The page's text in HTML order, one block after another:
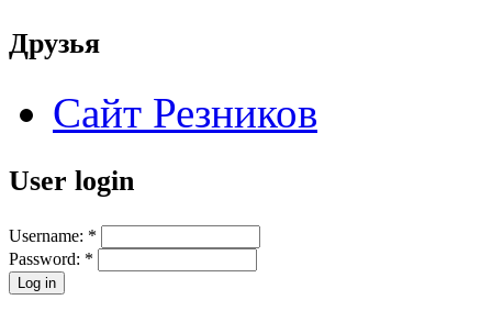
Друзья
Сайт Резников
User login
Username: *
Password: *